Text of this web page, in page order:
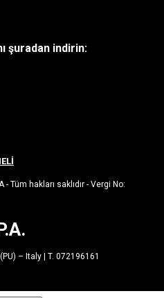
şuradan indirin:
Tüm hakları saklıdır - Vergi No:
– Italy | T. 072196161